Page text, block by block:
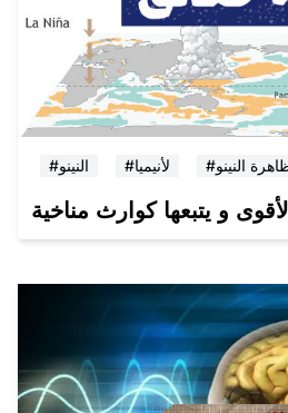
#النينو #لأنيميا النينو
و يتبعها كوارث مناخية